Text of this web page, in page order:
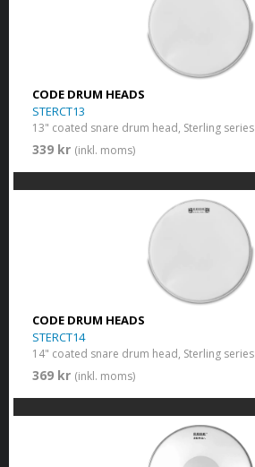
CODE DRUM HEADS
STERCT13
13" coated snare drum head, Sterling series
339 kr (inkl. moms)
CODE DRUM HEADS
STERCT14
14" coated snare drum head, Sterling series
369 kr (inkl. moms)